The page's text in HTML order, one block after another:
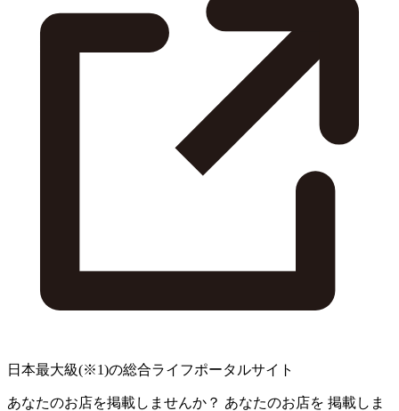
日本最大級(※1)の総合ライフポータルサイト
あなたのお店を掲載しませんか？ あなたのお店を 掲載しま